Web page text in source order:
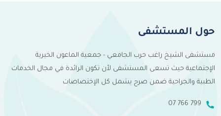
حول المستشفى
مستشفى الشيخ راغب حرب الجامعي - جمعية الماعون الخيرية
الإجتماعية حيث تسعى المستشفى لأن تكون الرائدة في مجال الخدمات
الطبية والجراحية ضمن صرح يشمل كل الإختصاصات
07 766 799